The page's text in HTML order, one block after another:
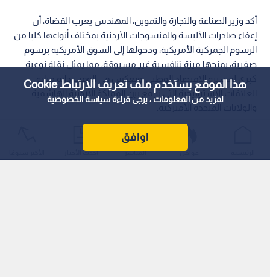
هذا الموقع يستخدم ملف تعريف الارتباط Cookie
لمزيد من المعلومات ، يرجى قراءةسياسة الخصوصية
اوافق
أكد وزير الصناعة والتجارة والتموين، المهندس يعرب القضاة، أن
إعفاء صادرات الألبسة والمنسوجات الأردنية بمختلف أنواعها كليا من
الرسوم الجمركية الأمريكية، ودخولها إلى السوق الأمريكية برسوم
صفرية، يمنحها ميزة تنافسية غير مسبوقة، مما يمثل نقلة نوعية
كبرى لمسيرة الاقتصاد الوطني، ويعكس في الوقت ذاته متانة
العلاقات الاستراتيجية التي تجمع بين المملكة الأردنية الهاشمية
والولايات المتحدة الأميركية.
عواجل المباشر أحدث الأخبار